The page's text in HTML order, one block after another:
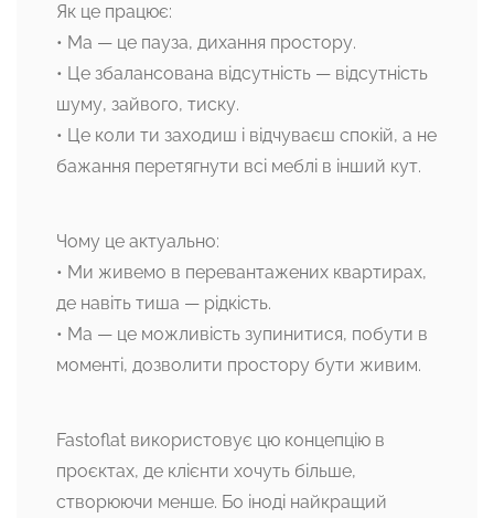
Як це працює:
• Ma — це пауза, дихання простору.
• Це збалансована відсутність — відсутність
шуму, зайвого, тиску.
• Це коли ти заходиш і відчуваєш спокій, а не
бажання перетягнути всі меблі в інший кут.
Чому це актуально:
• Ми живемо в перевантажених квартирах,
де навіть тиша — рідкість.
• Ma — це можливість зупинитися, побути в
моменті, дозволити простору бути живим.
Fastoflat використовує цю концепцію в
проєктах, де клієнти хочуть більше,
створюючи менше. Бо іноді найкращий